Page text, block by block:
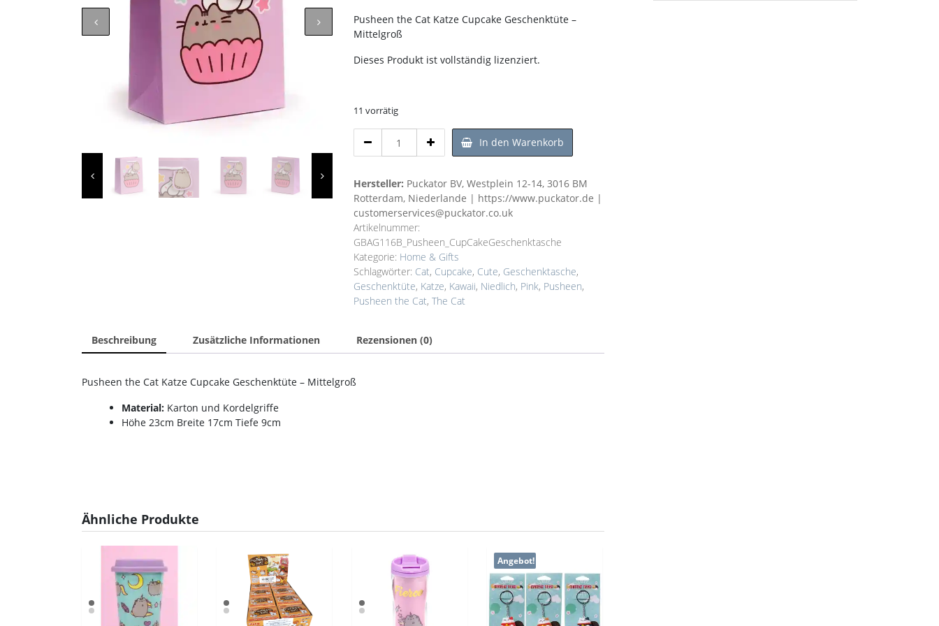
Pusheen the Cat Katze Cupcake Geschenktüte –
Mittelgroß
Dieses Produkt ist vollständig lizenziert.
11 vorrätig
Katze
Cupcake
Geschenktüte
Menge
In den Warenkorb
Hersteller: Puckator BV, Westplein 12-14, 3016 BM
Rotterdam, Niederlande | https://www.puckator.de |
customerservices@puckator.co.uk
Artikelnummer:
GBAG116B_Pusheen_CupCakeGeschenktasche
Kategorie: Home & Gifts
Schlagwörter: Cat, Cupcake, Cute, Geschenktasche,
Geschenktüte, Katze, Kawaii, Niedlich, Pink, Pusheen,
Pusheen the Cat, The Cat
Beschreibung Zusätzliche Informationen Rezensionen (0)
Pusheen the Cat Katze Cupcake Geschenktüte – Mittelgroß
Material: Karton und Kordelgriffe
Höhe 23cm Breite 17cm Tiefe 9cm
Ähnliche Produkte
Angebot!